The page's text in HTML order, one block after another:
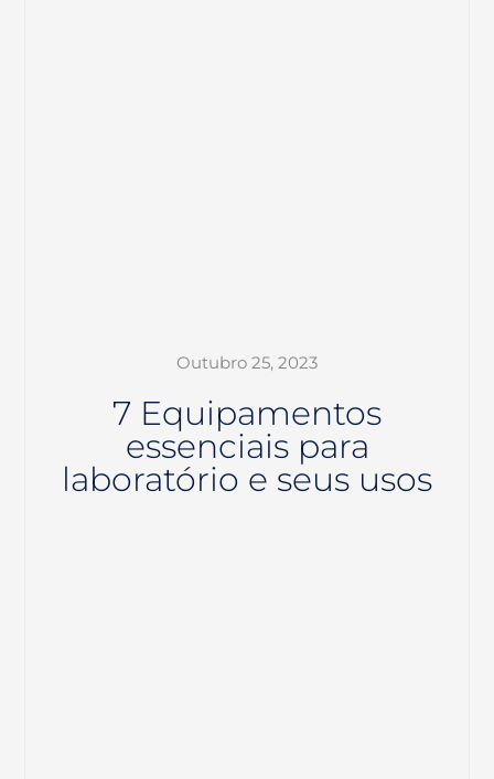
Outubro 25, 2023
7 Equipamentos
essenciais para
laboratório e seus usos